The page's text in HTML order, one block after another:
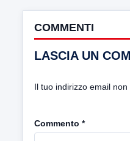
COMMENTI
LASCIA UN
Il tuo indirizzo email non
Commento *